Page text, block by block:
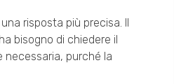
risposta più precisa. Il
bisogno di chiedere il
necessaria, purché la